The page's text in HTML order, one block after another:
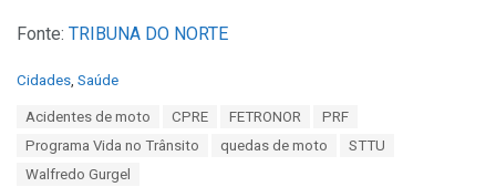
Fonte: TRIBUNA DO NORTE
C
Cidades, Saúde
Acidentes de moto CPRE FETRONOR
PRF
Programa Vida no Trânsito
quedas de moto
STTU
Walfredo Gurgel